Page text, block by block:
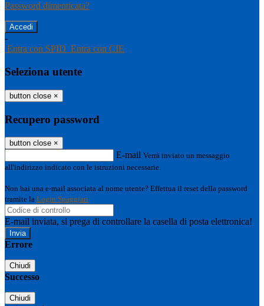
Password dimenticata?
-
Entra con SPID Entra con CIE
Seleziona utente
button close ×
Recupero password
button close ×
E-mail Verrà inviato un messaggio
all'indirizzo indicato con le istruzioni necessarie.
Non hai una e-mail associata al nome utente? Effettua il reset della password
tramite la Login Spaggiari
E-mail inviata, si prega di controllare la casella di posta elettronica!
Errore
Chiudi
Successo
Chiudi